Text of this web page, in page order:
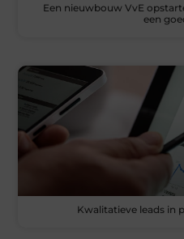
Een nieuwbouw VvE
een
Kwalitatieve leads in